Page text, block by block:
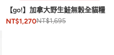
【go!】加拿大野生鮭無穀全貓糧
NT$1,270NT$1,695